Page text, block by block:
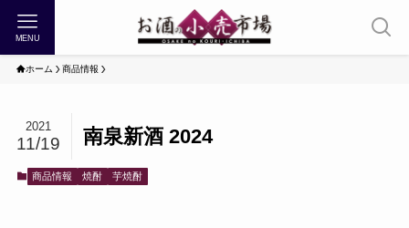
MENU
ホーム 商品情報
南泉新酒 2024
2021
11/19
商品情報 焼酎 芋焼酎